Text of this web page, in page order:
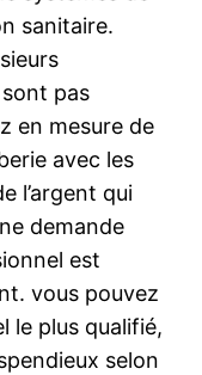
sanitaire.
pas
en mesure de
avec les
l’argent qui
demande
est
vous pouvez
le plus qualifié,
selon